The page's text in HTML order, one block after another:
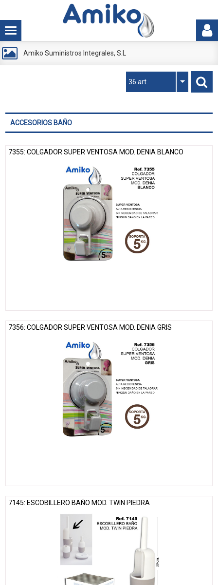
Amiko Suministros Integrales, S.L
36 art.
ACCESORIOS BAÑO
7355: COLGADOR SUPER VENTOSA MOD. DENIA BLANCO
7356: COLGADOR SUPER VENTOSA MOD. DENIA GRIS
7145: ESCOBILLERO BAÑO MOD. TWIN PIEDRA